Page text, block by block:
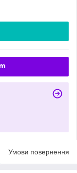
Умови повернення